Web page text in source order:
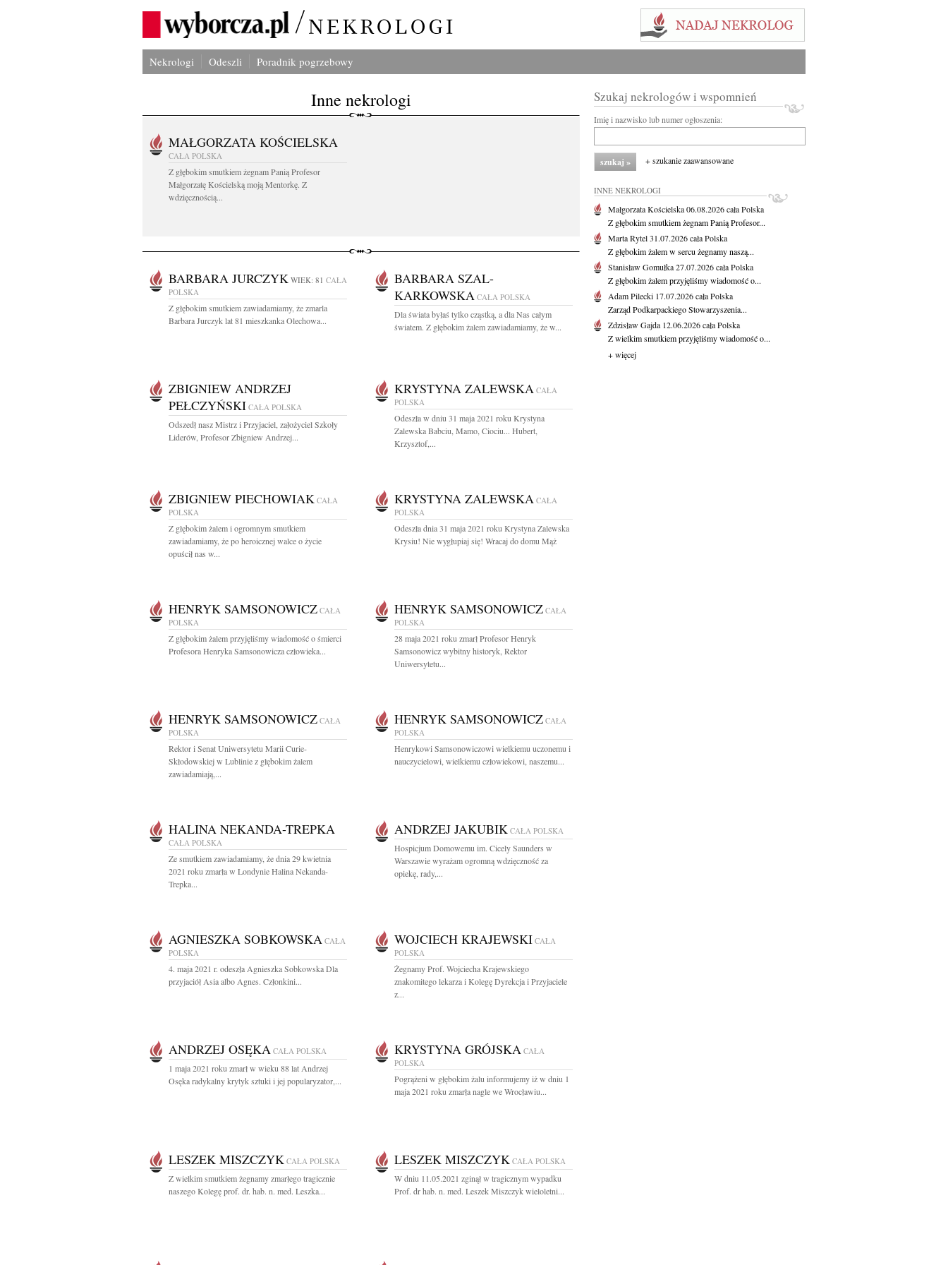
Nekrologi Odeszli Poradnik pogrzebowy
Inne nekrologi
MAŁGORZATA KOŚCIELSKA
CAŁA POLSKA
Z głębokim smutkiem żegnam Panią Profesor
Małgorzatę Kościelską moją Mentorkę. Z
wdzięcznością...
BARBARA JURCZYK WIEK: 81 CAŁA
POLSKA
Z głębokim smutkiem zawiadamiamy, że zmarla
Barbara Jurczyk lat 81 mieszkanka Olechowa...
BARBARA SZAL-
KARKOWSKA CAŁA POLSKA
Dla świata byłaś tylko cząstką, a dla Nas całym
światem. Z głębokim żalem zawiadamiamy, że w...
ZBIGNIEW ANDRZEJ
PEŁCZYŃSKI CAŁA POLSKA
Odszedł nasz Mistrz i Przyjaciel, założyciel Szkoły
Liderów, Profesor Zbigniew Andrzej...
KRYSTYNA ZALEWSKA CAŁA
POLSKA
Odeszła w dniu 31 maja 2021 roku Krystyna
Zalewska Babciu, Mamo, Ciociu... Hubert,
Krzysztof,...
ZBIGNIEW PIECHOWIAK CAŁA
POLSKA
Z głębokim żalem i ogromnym smutkiem
zawiadamiamy, że po heroicznej walce o życie
opuścił nas w...
KRYSTYNA ZALEWSKA CAŁA
POLSKA
Odeszła dnia 31 maja 2021 roku Krystyna Zalewska
Krysiu! Nie wygłupiaj się! Wracaj do domu Mąż
HENRYK SAMSONOWICZ CAŁA
POLSKA
Z głębokim żalem przyjęliśmy wiadomość o śmierci
Profesora Henryka Samsonowicza człowieka...
HENRYK SAMSONOWICZ CAŁA
POLSKA
28 maja 2021 roku zmarł Profesor Henryk
Samsonowicz wybitny historyk, Rektor
Uniwersytetu...
HENRYK SAMSONOWICZ CAŁA
POLSKA
Rektor i Senat Uniwersytetu Marii Curie-
Skłodowskiej w Lublinie z głębokim żalem
zawiadamiają,...
HENRYK SAMSONOWICZ CAŁA
POLSKA
Henrykowi Samsonowiczowi wielkiemu uczonemu i
nauczycielowi, wielkiemu człowiekowi, naszemu...
HALINA NEKANDA-TREPKA
CAŁA POLSKA
Ze smutkiem zawiadamiamy, że dnia 29 kwietnia
2021 roku zmarła w Londynie Halina Nekanda-
Trepka...
ANDRZEJ JAKUBIK CAŁA POLSKA
Hospicjum Domowemu im. Cicely Saunders w
Warszawie wyrażam ogromną wdzięczność za
opiekę, rady,...
AGNIESZKA SOBKOWSKA CAŁA
POLSKA
4. maja 2021 r. odeszła Agnieszka Sobkowska Dla
przyjaciół Asia albo Agnes. Członkini...
WOJCIECH KRAJEWSKI CAŁA
POLSKA
Żegnamy Prof. Wojciecha Krajewskiego
znakomitego lekarza i Kolegę Dyrekcja i Przyjaciele
z...
ANDRZEJ OSĘKA CAŁA POLSKA
1 maja 2021 roku zmarł w wieku 88 lat Andrzej
Osęka radykalny krytyk sztuki i jej popularyzator,...
KRYSTYNA GRÓJSKA CAŁA
POLSKA
Pogrążeni w głębokim żalu informujemy iż w dniu 1
maja 2021 roku zmarła nagle we Wrocławiu...
LESZEK MISZCZYK CAŁA POLSKA
Z wielkim smutkiem żegnamy zmarłego tragicznie
naszego Kolegę prof. dr. hab. n. med. Leszka...
LESZEK MISZCZYK CAŁA POLSKA
W dniu 11.05.2021 zginął w tragicznym wypadku
Prof. dr hab. n. med. Leszek Miszczyk wieloletni...
Szukaj nekrologów i wspomnień
Imię i nazwisko lub numer ogłoszenia:
+ szukanie zaawansowane
INNE NEKROLOGI
Małgorzata Kościelska06.08.2026cała Polska
Z głębokim smutkiem żegnam Panią Profesor...
Marta Rytel31.07.2026cała Polska
Z głębokim żalem w sercu żegnamy naszą...
Stanisław Gomułka27.07.2026cała Polska
Z głębokim żalem przyjęliśmy wiadomość o...
Adam Pilecki 17.07.2026cała Polska
Zarząd Podkarpackiego Stowarzyszenia...
Zdzisław Gajda 12.06.2026cała Polska
Z wielkim smutkiem przyjęliśmy wiadomość o...
+ więcej